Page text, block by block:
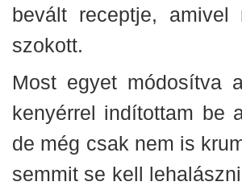
bevált receptje, amivel
szokott.
Most egyet módosítva
kenyérrel indítottam be
de még csak nem is
semmit se kell